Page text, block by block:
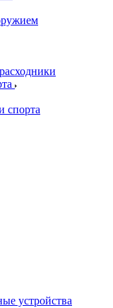
спорта
устройства